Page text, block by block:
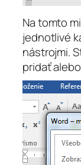
Na tomto
jednotlivé
nástrojmi.
pridať